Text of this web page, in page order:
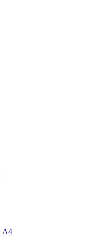
מדפסות לייזר משולבות A4